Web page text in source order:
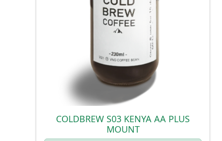
COLDBREW S03 KENYA AA PLUS
MOUNT